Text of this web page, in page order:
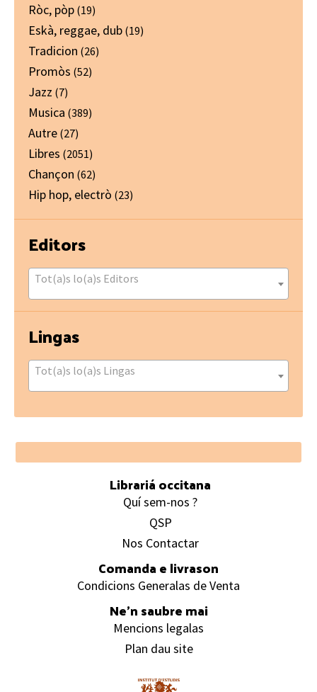
Ròc, pòp (19)
Eskà, reggae, dub (19)
Tradicion (26)
Promòs (52)
Jazz (7)
Musica (389)
Autre (27)
Libres (2051)
Chançon (62)
Hip hop, electrò (23)
Editors
Tot(a)s lo(a)s Editors
Lingas
Tot(a)s lo(a)s Lingas
Footer
Librariá occitana
Quí sem-nos ?
QSP
Nos Contactar
Comanda e livrason
Condicions Generalas de Venta
Ne’n saubre mai
Mencions legalas
Plan dau site